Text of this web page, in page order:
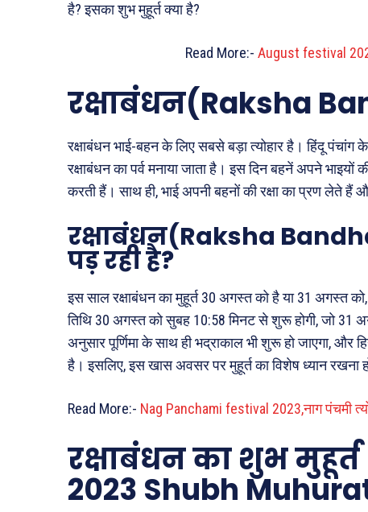
है? इसका शुभ मुहूर्त क्या है?
Read More:- August festival
रक्षाबंधन(Raksha
रक्षाबंधन भाई-बहन के लिए सबसे बड़ा त्योहार है। हिंदू पंचांग
रक्षाबंधन का पर्व मनाया जाता है। इस दिन बहनें अपने
करती हैं। साथ ही, भाई अपनी बहनों की रक्षा का प्रण लेते हैं
रक्षाबंधन(Raksha
पड़ रही है?
इस साल रक्षाबंधन का मुहूर्त 30 अगस्त को है या 31 अगस्त
तिथि 30 अगस्त को सुबह 10:58 मिनट से शुरू होगी, जो
अनुसार पूर्णिमा के साथ ही भद्राकाल भी शुरू हो जाएगा, और
है। इसलिए, इस खास अवसर पर मुहूर्त का विशेष ध्यान रखना
Read More:- Nag Panchami festival 2023,नाग पंचमी
रक्षाबंधन का शुभ
2023 Shubh